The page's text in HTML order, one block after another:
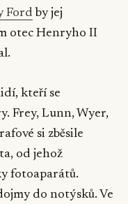
Ford by jej
otec Henryho II
kteří se
Frey, Lunn, Wyer,
si zběsile
od jehož
fotoaparátů.
do notýsků. Ve